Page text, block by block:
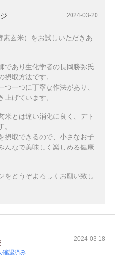
2024-03-20
玄米）をお試しいただきあ
であり生化学者の長岡勝弥氏
摂取方法です。
一つに丁寧な作法があり、
上げています。
米とは違い消化に良く、デト
。
摂取できるので、小さなお子
んなで美味しく楽しめる健康
をどうぞよろしくお願い致し
確認済み
2024-03-18